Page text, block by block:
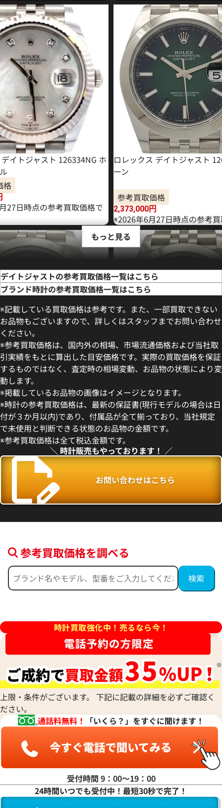
イトジャスト 126334NG ホ
格
27日時点の参考買取価格で
ロレックス デイトジャスト
ーン
参考買取価格
2,373,000円
※2026年6月27日時点の参考
イトジャスト 41 126300 ス
格
点の参考買取価格です
ー
参考買取価格
1,727,000円
※2026年5月27日時点の参考
点の参考買取価格です
参考買取価格
2,554,000円
※2026年5月27日時点の参考
もっと見る
デイトジャストの参考買取価格一覧はこちら
ブランド時計の参考買取価格一覧はこちら
※記載している買取価格は参考です。また、一部買取できない
お品物もございますので、詳しくはスタッフまでお問い合わせ
ください。
※参考買取価格は、国内外の相場、市場流通価格および当社取
引実績をもとに算出した目安価格です。実際の買取価格を保証
するものではなく、査定時の相場変動、お品物の状態により変
動します。
※掲載しているお品物の画像はイメージとなります。
※時計の参考買取価格は、最新の保証書(現行モデルの場合は日
付が３か月以内)であり、付属品が全て揃っており、当社規定
で未使用と判断できる状態のお品物の金額です。
※参考買取価格は全て税込金額です。
＼ 時計販売もやっております！ ／
お問い合わせはこちら
参考買取価格を調べる
時計買取強化中！売るなら今！
上限・条件がございます。 下記に記載の詳細を必ずご確認く
ださい。
通話料無料！
「いくら？」をすぐに聞けます！
受付時間 9：00〜19：00
24時間いつでも受付中！最短30秒で完了！